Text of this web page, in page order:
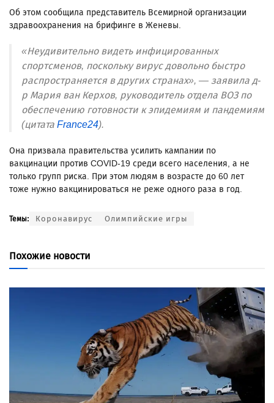
Об этом сообщила представитель Всемирной организации
здравоохранения на брифинге в Женевы.
«Неудивительно видеть инфицированных
спортсменов, поскольку вирус довольно быстро
распространяется в других странах», — заявила д-
р Мария ван Керхов, руководитель отдела ВОЗ по
обеспечению готовности к эпидемиям и пандемиям
(цитата France24).
Она призвала правительства усилить кампании по
вакцинации против COVID-19 среди всего населения, а не
только групп риска. При этом людям в возрасте до 60 лет
тоже нужно вакцинироваться не реже одного раза в год.
Темы: Коронавирус Олимпийские игры
Похожие новости